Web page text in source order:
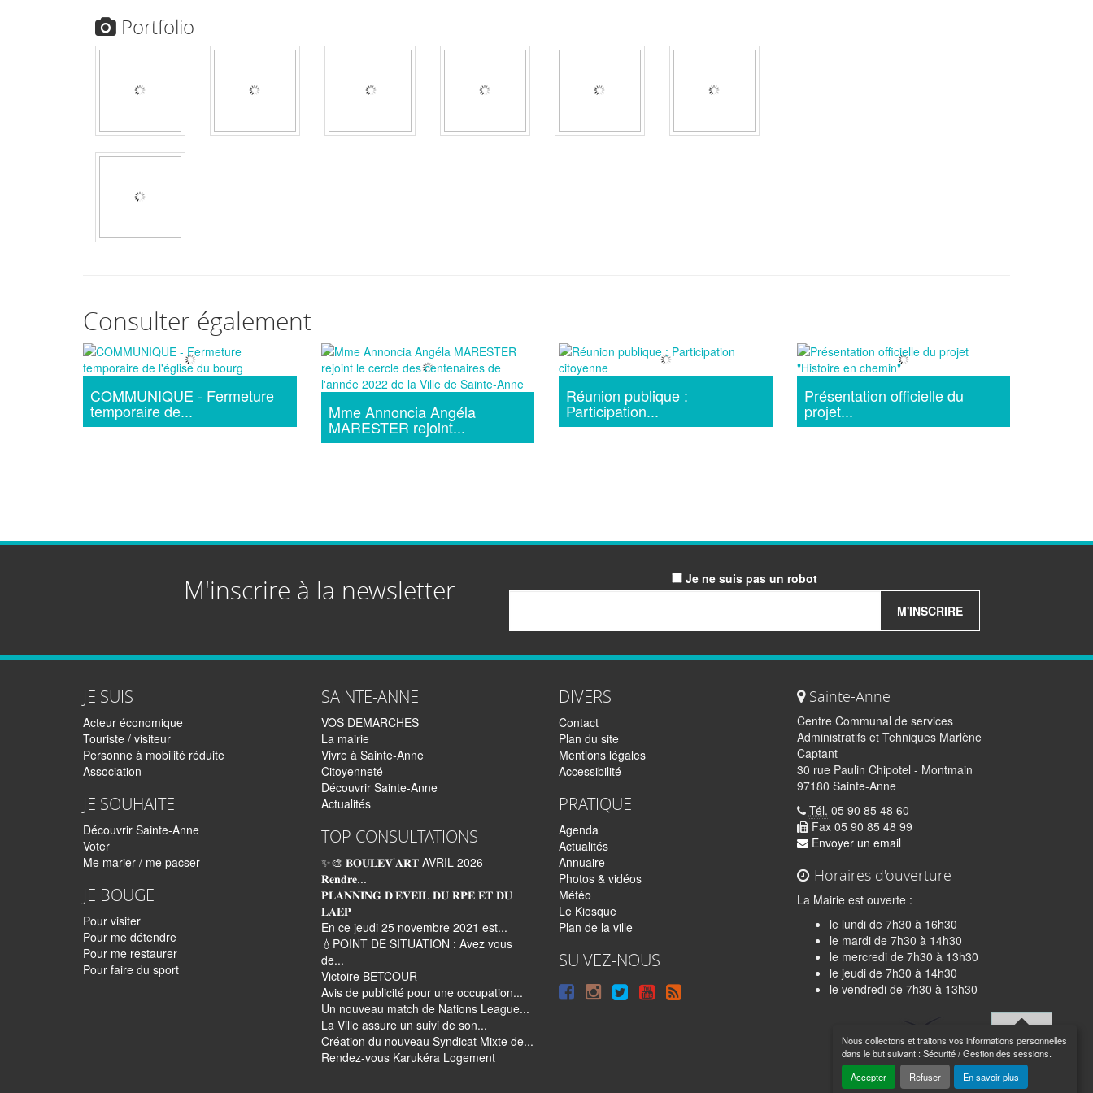
Nous collectons et traitons vos informations personnelles
dans le but suivant :Sécurité / Gestion des sessions.
Accepter
Refuser En savoir plus
Portfolio
Consulter également
COMMUNIQUE - Fermeture
temporaire de... Mme Annoncia Angéla
MARESTER rejoint...
Réunion publique :
Participation...
Présentation officielle du
projet...
Haut de
page
M'inscrire à la newsletter
Je ne suis pas un robot
M'INSCRIRE
JE SUIS
Acteur économique
Touriste / visiteur
Personne à mobilité réduite
Association
JE SOUHAITE
Découvrir Sainte-Anne
Voter
Me marier / me pacser
JE BOUGE
Pour visiter
Pour me détendre
Pour me restaurer
Pour faire du sport
SAINTE-ANNE
VOS DEMARCHES
La mairie
Vivre à Sainte-Anne
Citoyenneté
Découvrir Sainte-Anne
Actualités
TOP CONSULTATIONS
✨🎨 𝐁𝐎𝐔𝐋𝐄𝐕’𝐀𝐑𝐓 AVRIL 2026 –
𝐑𝐞𝐧𝐝𝐫𝐞...
𝐏𝐋𝐀𝐍𝐍𝐈𝐍𝐆 𝐃’𝐄𝐕𝐄𝐈𝐋 𝐃𝐔 𝐑𝐏𝐄 𝐄𝐓 𝐃𝐔
𝐋𝐀𝐄𝐏
En ce jeudi 25 novembre 2021 est...
💧POINT DE SITUATION : Avez vous
de...
Victoire BETCOUR
Avis de publicité pour une occupation...
Un nouveau match de Nations League...
La Ville assure un suivi de son...
Création du nouveau Syndicat Mixte de...
Rendez-vous Karukéra Logement
DIVERS
Contact
Plan du site
Mentions légales
Accessibilité
PRATIQUE
Agenda
Actualités
Annuaire
Photos & vidéos
Météo
Le Kiosque
Plan de la ville
SUIVEZ-NOUS
SuivreSuivreSuivreSyndiquer
Sainte-Anne
Centre Communal de services
Administratifs et Tehniques Marlène
Captant
30 rue Paulin Chipotel - Montmain
97180 Sainte-Anne
Tél. 05 90 85 48 60
Fax 05 90 85 48 99
Envoyer un email
Horaires d'ouverture
La Mairie est ouverte :
le lundi de 7h30 à 16h30
le mardi de 7h30 à 14h30
le mercredi de 7h30 à 13h30
le jeudi de 7h30 à 14h30
le vendredi de 7h30 à 13h30